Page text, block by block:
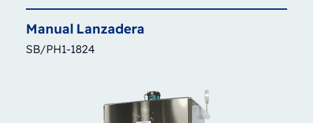
Manual Lanzadera
SB/PH1-1824